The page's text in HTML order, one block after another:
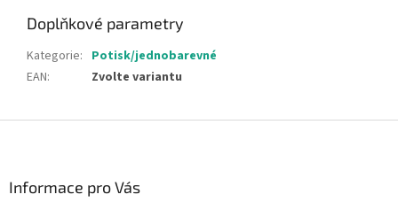
Doplňkové parametry
Kategorie: Potisk/jednobarevné
EAN: Zvolte variantu
Informace pro Vás